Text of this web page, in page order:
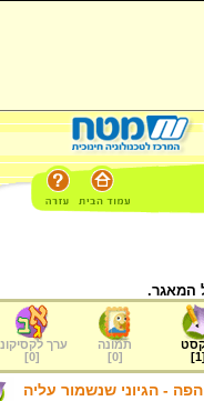
המאגר.
[
1
]
תמונה
[
0
]
ערך
[
0
]
הפה - הגיוני שנשמור עליה